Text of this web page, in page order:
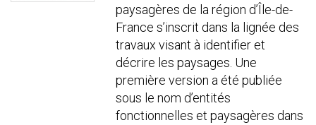
paysagères de la région d’Île-de-
France s’inscrit dans la lignée des
travaux visant à identifier et
décrire les paysages. Une
première version a été publiée
sous le nom d’entités
fonctionnelles et paysagères dans